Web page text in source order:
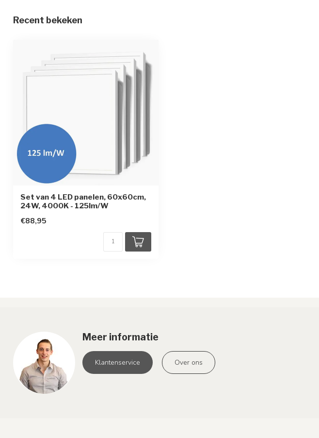
UGR-waarde
Afmetingen
Powerfactor
CRI
Recent bekeken
Set van 4 LED panelen, 60x60cm,
24W, 4000K - 125lm/W
€88,95
Meer informatie
Klantenservice Over ons